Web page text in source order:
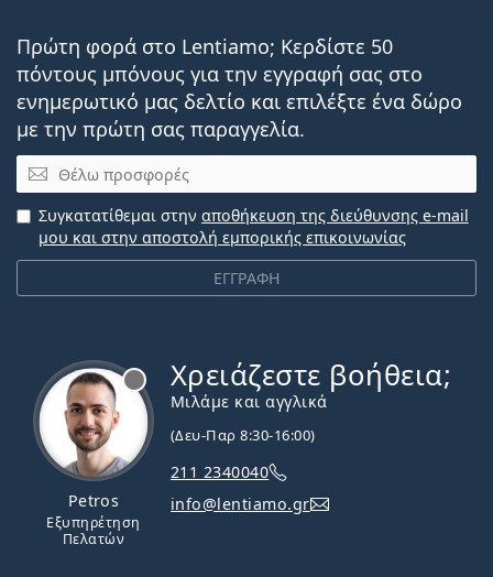
Πρώτη φορά στο Lentiamo; Κερδίστε 50
πόντους μπόνους για την εγγραφή σας στο
ενημερωτικό μας δελτίο και επιλέξτε ένα δώρο
με την πρώτη σας παραγγελία.
Email
ΕΓΓΡΑΦΗ
Συγκατατίθεμαι στην αποθήκευση της διεύθυνσης e-mail
μου και στην αποστολή εμπορικής επικοινωνίας
Petros
Εξυπηρέτηση
Πελατών
Χρειάζεστε βοήθεια;
Μιλάμε και αγγλικά
(Δευ-Παρ 8:30-16:00)
211 2340040
info@lentiamo.gr